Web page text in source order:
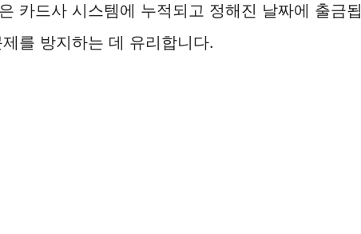
카드사 시스템에 누적되고 정해진 날짜에 출금됩
를 방지하는 데 유리합니다.